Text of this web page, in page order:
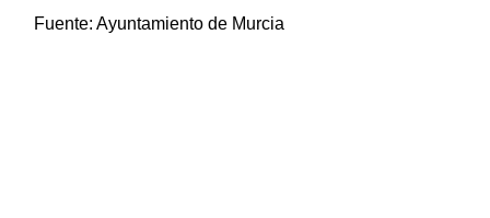
Fuente: Ayuntamiento de Murcia